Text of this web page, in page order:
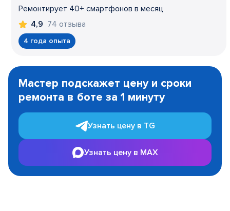
Ремонтирует 40+ смартфонов в месяц
4,9 74 отзыва
4 года опыта
1
Мастер подскажет цену и сроки
ремонта в боте за 1 минуту
Узнать цену в TG
Узнать цену в MAX